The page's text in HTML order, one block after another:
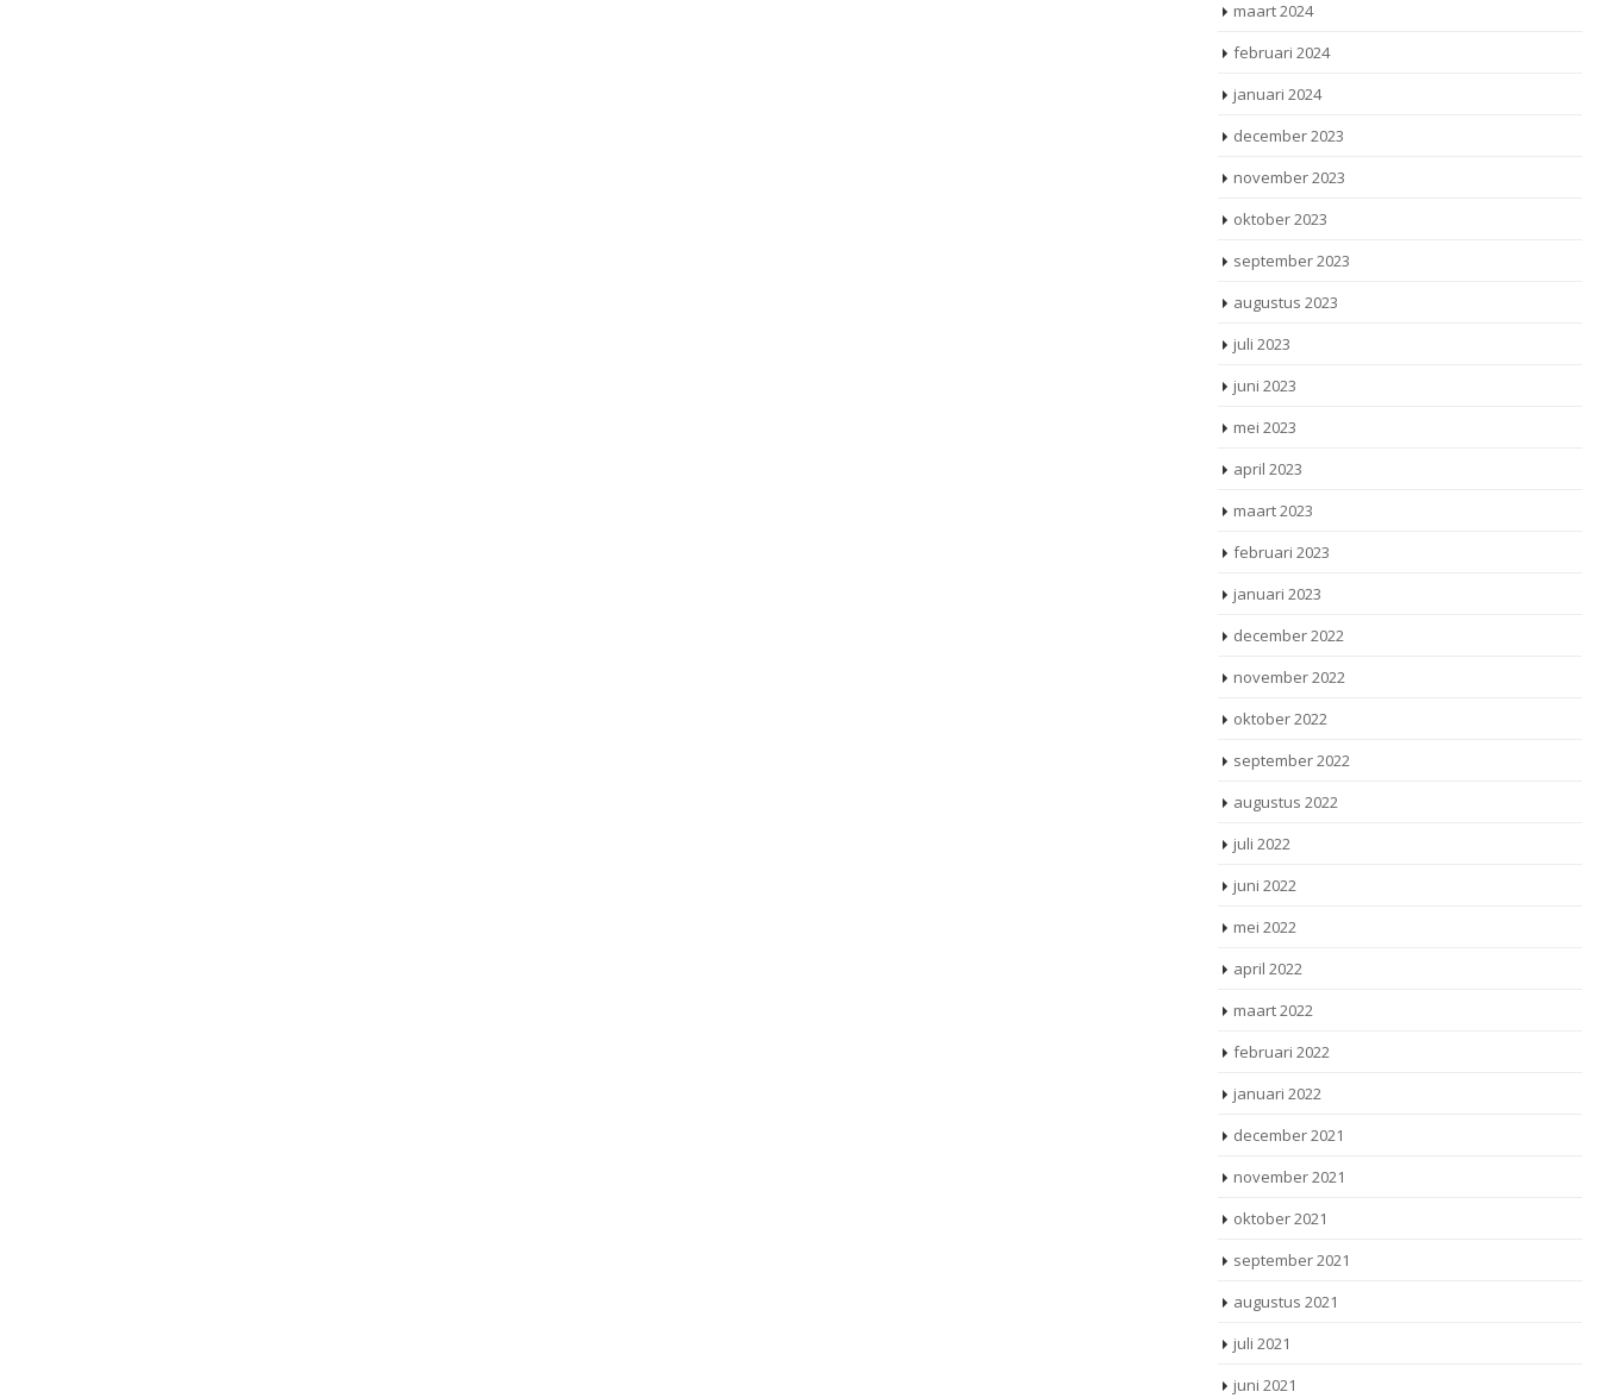
maart 2024
februari 2024
januari 2024
december 2023
november 2023
oktober 2023
september 2023
augustus 2023
juli 2023
juni 2023
mei 2023
april 2023
maart 2023
februari 2023
januari 2023
december 2022
november 2022
oktober 2022
september 2022
augustus 2022
juli 2022
juni 2022
mei 2022
april 2022
maart 2022
februari 2022
januari 2022
december 2021
november 2021
oktober 2021
september 2021
augustus 2021
juli 2021
juni 2021